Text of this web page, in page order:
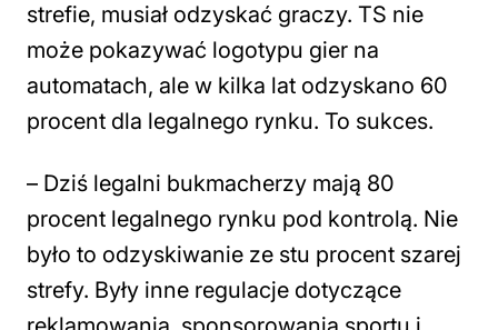
strefie, musiał odzyskać graczy. TS nie
może pokazywać logotypu gier na
automatach, ale w kilka lat odzyskano 60
procent dla legalnego rynku. To sukces.
– Dziś legalni bukmacherzy mają 80
procent legalnego rynku pod kontrolą. Nie
było to odzyskiwanie ze stu procent szarej
strefy. Były inne regulacje dotyczące